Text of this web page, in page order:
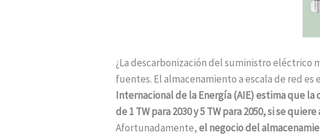
¿La descarbonización del suministro eléctrico
fuentes. El almacenamiento a escala de red
Internacional de la Energía (AIE) estima que la
de 1 TW para 2030 y 5 TW para 2050, si se
Afortunadamente,el negocio del